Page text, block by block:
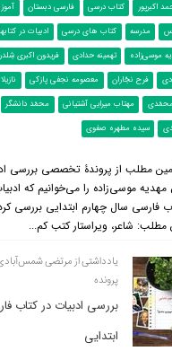
اکبرپور کتاب درسی فارسی دبستان
مدرسه کتاب های درسی
ادبیات در
موسی‌زاده تهمینه حدادی
فریدون اکبری
فرح نجّاران معصومه نجفی پازکی
محمّدی مهتاب میرایی آشتیانی محمّد دانشگر
سیده مطهره صفوی
مطلب از پروندۀ تخصصی بررسی
موسی‌زاده را می‌خوانیم که
فارسی سال چهارم ابتدایی بررسی
شاعر، ویراستار کتب کم...
یادداشتی از مرتضی
پرونده
بررسی ادبیات در کتاب
ابتدایی